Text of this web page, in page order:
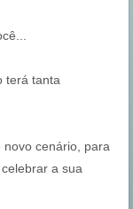
terá tanta
novo cenário, para
a sua